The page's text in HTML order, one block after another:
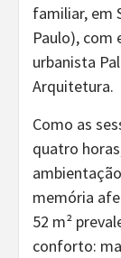
familiar, em
Paulo), com
urbanista
Arquitetura.
Como as
quatro
memória
52 m²
conforto: